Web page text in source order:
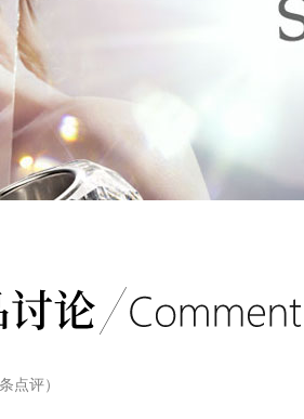
条点评）